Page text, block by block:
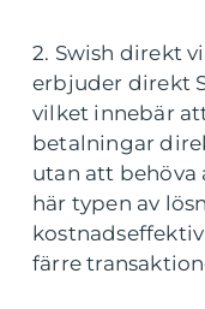
2. Swish direkt
erbjuder direkt
vilket innebär
betalningar
utan att behöva
här typen av
färre